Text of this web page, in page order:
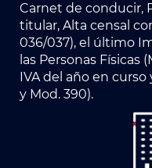
Carnet de conducir,
titular, Alta censal
036/037), el último
las Personas Físicas
IVA del año en
y Mod. 390).